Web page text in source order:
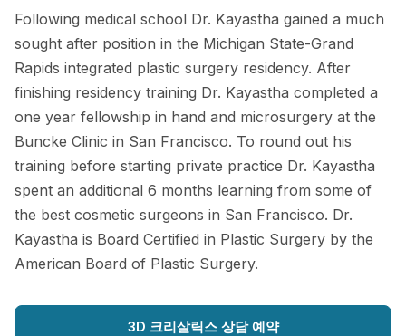
Following medical school Dr. Kayastha gained a much
sought after position in the Michigan State-Grand
Rapids integrated plastic surgery residency. After
finishing residency training Dr. Kayastha completed a
one year fellowship in hand and microsurgery at the
Buncke Clinic in San Francisco. To round out his
training before starting private practice Dr. Kayastha
spent an additional 6 months learning from some of
the best cosmetic surgeons in San Francisco. Dr.
Kayastha is Board Certified in Plastic Surgery by the
American Board of Plastic Surgery.
3D 크리살릭스 상담 예약